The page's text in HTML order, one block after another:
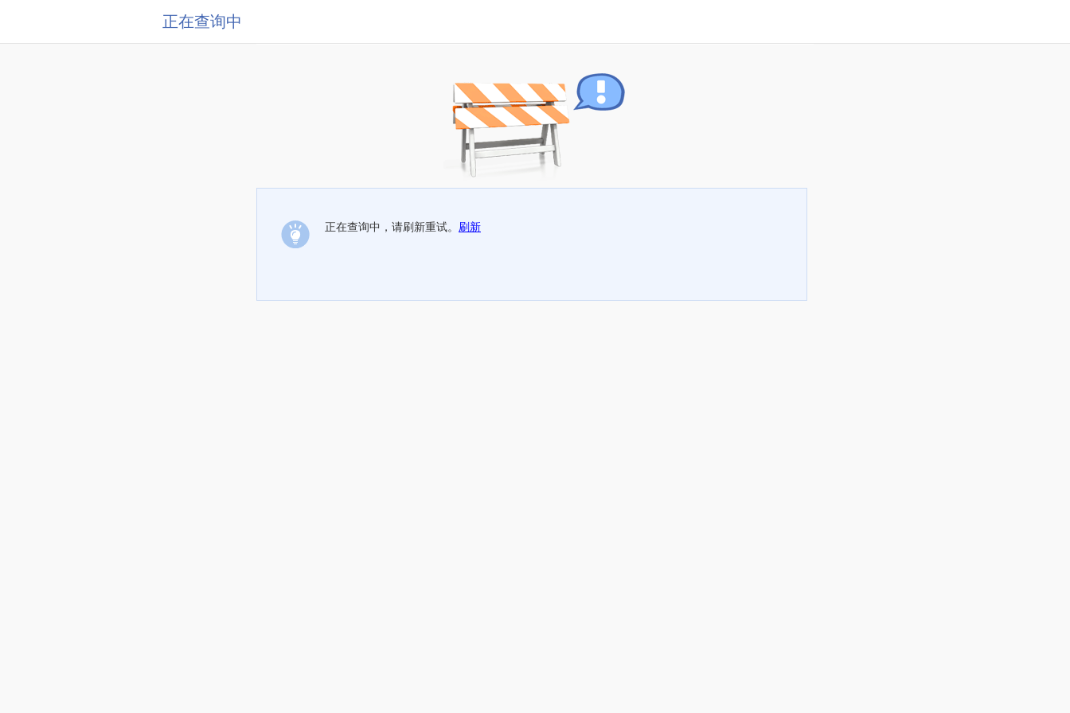
正在查询中
正在查询中，请刷新重试。 刷新